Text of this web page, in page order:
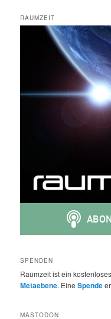
RAUMZEIT
SPENDEN
Raumzeit ist ein
Metaebene. EineSpende
MASTODON